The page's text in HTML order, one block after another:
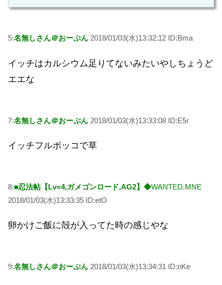
5:名無しさん＠おーぷん 2018/01/03(水)13:32:12 ID:Bma
イッチはカルシウム足りてないみたいやしちょうど
エエな
7:名無しさん＠おーぷん 2018/01/03(水)13:33:08 ID:E5r
イッチフルボッコで草
8:■忍法帖【Lv=4,ガメゴンロード,AG2】◆WANTED.MNE
2018/01/03(水)13:33:35 ID:etO
卵かけご飯に殻が入ってた時の感じやな
9:名無しさん＠おーぷん 2018/01/03(水)13:34:31 ID:nKe